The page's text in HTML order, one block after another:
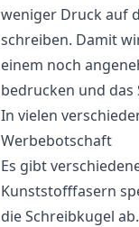
weniger Druck auf
schreiben. Damit
einem noch
bedrucken und
In vielen
Werbebotschaft
Es gibt
Kunststofffasern
die Schreibkugel